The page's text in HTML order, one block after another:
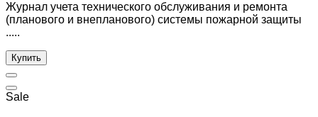
Журнал учета технического обслуживания и ремонта
(планового и внепланового) системы пожарной защиты
.....
Купить
Sale